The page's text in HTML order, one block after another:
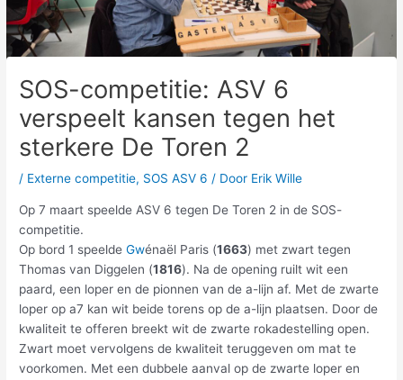
SOS-competitie: ASV 6
verspeelt kansen tegen het
sterkere De Toren 2
/ Externe competitie, SOS ASV 6 / Door Erik Wille
Op 7 maart speelde ASV 6 tegen De Toren 2 in de SOS-
competitie.
Op bord 1 speeldeGwénaël Paris (1663) met zwart tegen
Thomas van Diggelen (1816). Na de opening ruilt wit een
paard, een loper en de pionnen van de a-lijn af. Met de zwarte
loper op a7 kan wit beide torens op de a-lijn plaatsen. Door de
kwaliteit te offeren breekt wit de zwarte rokadestelling open.
Zwart moet vervolgens de kwaliteit teruggeven om mat te
voorkomen. Met een dubbele aanval op de zwarte loper en